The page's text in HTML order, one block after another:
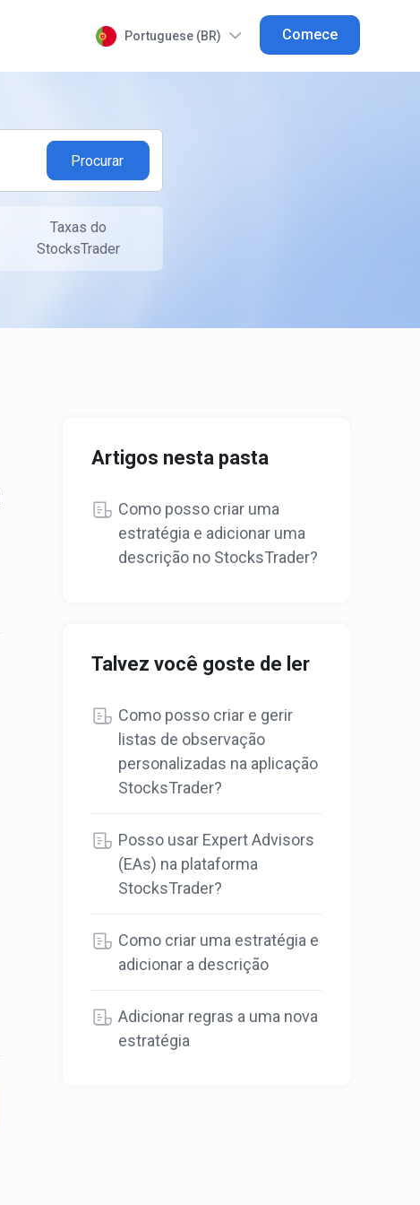
Portuguese (BR) Comece
Taxas do
StocksTrader
Artigos nesta pasta
Como posso criar uma
estratégia e adicionar uma
descrição no StocksTrader?
Talvez você goste de ler
Como posso criar e gerir
listas de observação
personalizadas na aplicação
StocksTrader?
Posso usar Expert Advisors
(EAs) na plataforma
StocksTrader?
Como criar uma estratégia e
adicionar a descrição
Adicionar regras a uma nova
estratégia